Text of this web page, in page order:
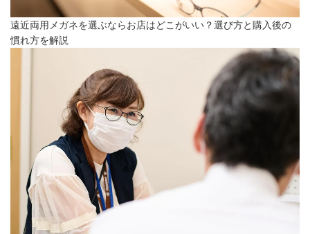
遠近両用メガネを選ぶならお店はどこがいい？選び方と購入後の
慣れ方を解説